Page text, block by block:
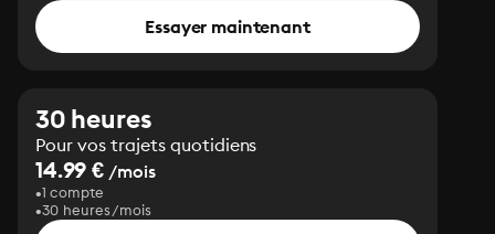
Essayer maintenant
30 heures
Pour vos trajets quotidiens
14.99 € /mois
1 compte
30 heures/mois